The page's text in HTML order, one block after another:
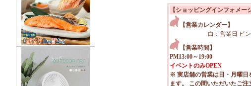
【ショッピングインフォメー
【営業カレンダー】
白：営業日 ピ
【営業時間】
PM13:00～19:00
イベントのみOPEN
※ 実店舗の営業は日・月曜日
ます。 この間いただいたご